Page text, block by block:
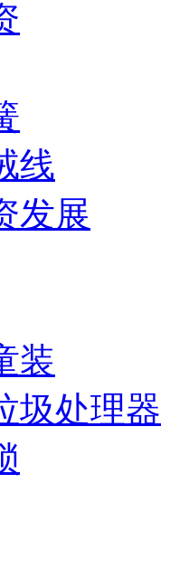
线
发展
装
圾处理器